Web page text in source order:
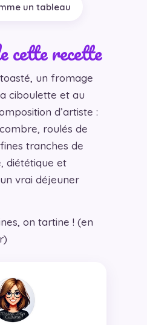
un tableau
cette recette
un fromage
ciboulette et au
d’artiste :
roulés de
tranches de
diététique et
vrai déjeuner
on tartine ! (en